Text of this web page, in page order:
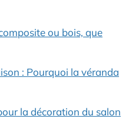
ou bois, que
: Pourquoi la véranda
la décoration du salon